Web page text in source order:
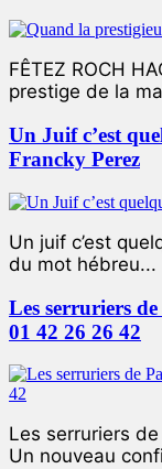
FÊTEZ ROCH
prestige de la
Un Juif c’est
Francky Perez
Un juif c’est
du mot hébreu...
Les serruriers
01 42 26 26 42
Les serruriers
Un nouveau